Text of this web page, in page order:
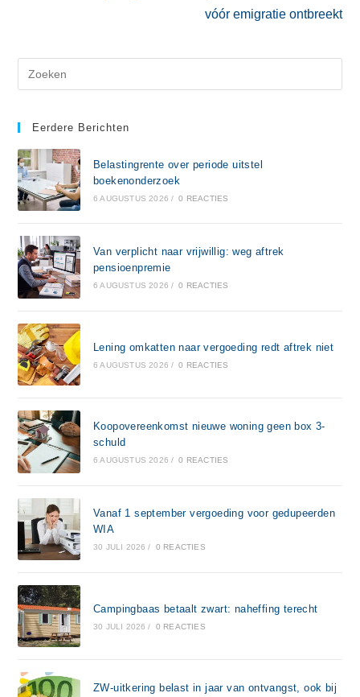
vóór emigratie ontbreekt
Eerdere Berichten
Belastingrente over periode uitstel
boekenonderzoek
6 AUGUSTUS 2026 / 0 REACTIES
Van verplicht naar vrijwillig: weg aftrek
pensioenpremie
6 AUGUSTUS 2026 / 0 REACTIES
Lening omkatten naar vergoeding redt aftrek niet
6 AUGUSTUS 2026 / 0 REACTIES
Koopovereenkomst nieuwe woning geen box 3-
schuld
6 AUGUSTUS 2026 / 0 REACTIES
Vanaf 1 september vergoeding voor gedupeerden
WIA
30 JULI 2026 / 0 REACTIES
Campingbaas betaalt zwart: naheffing terecht
30 JULI 2026 / 0 REACTIES
ZW-uitkering belast in jaar van ontvangst, ook bij